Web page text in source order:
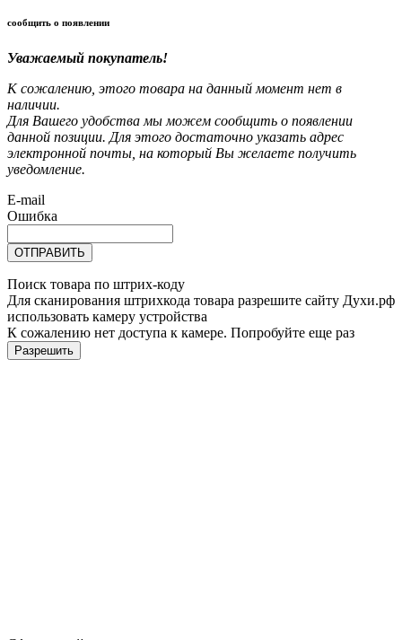
сообщить о появлении
Уважаемый покупатель!
К сожалению, этого товара на данный момент нет в
наличии.
Для Вашего удобства мы можем сообщить о появлении
данной позиции. Для этого достаточно указать адрес
электронной почты, на который Вы желаете получить
уведомление.
E-mail
Ошибка
ОТПРАВИТЬ
Поиск товара по штрих-коду
Для сканирования штрихкода товара разрешите сайту Духи.рф
использовать камеру устройства
К сожалению нет доступа к камере. Попробуйте еще раз
Разрешить